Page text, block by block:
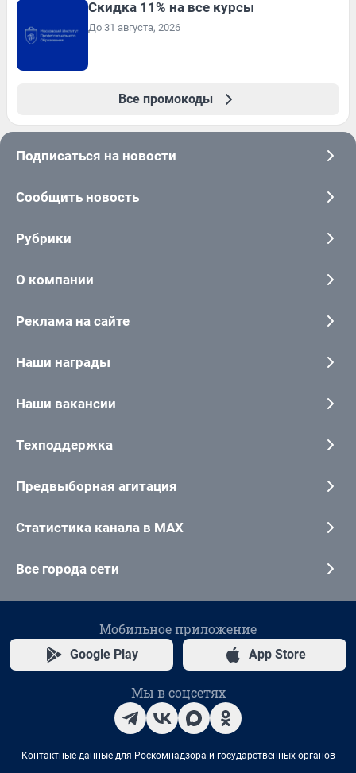
Скидка 11% на все курсы
До 31 августа, 2026
Все промокоды
Подписаться на новости
Сообщить новость
Рубрики
О компании
Реклама на сайте
Наши награды
Наши вакансии
Техподдержка
Предвыборная агитация
Статистика канала в MAX
Все города сети
Мобильное приложение
Google Play App Store
Мы в соцсетях
Контактные данные для Роскомнадзора и государственных органов